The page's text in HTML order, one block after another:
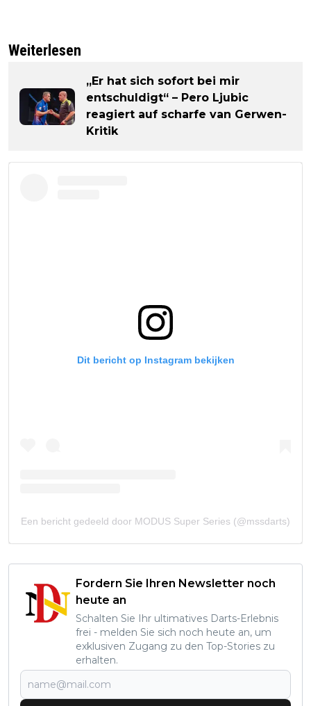
Weiterlesen
„Er hat sich sofort bei mir
entschuldigt“ – Pero Ljubic
reagiert auf scharfe van Gerwen-
Kritik
Dit bericht op Instagram bekijken
Een bericht gedeeld door MODUS Super Series (@mssdarts)
Fordern Sie Ihren Newsletter noch
heute an
Schalten Sie Ihr ultimatives Darts-Erlebnis
frei - melden Sie sich noch heute an, um
exklusiven Zugang zu den Top-Stories zu
erhalten.